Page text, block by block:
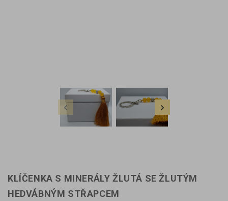
 
KLÍČENKA S MINERÁLY ŽLUTÁ SE ŽLUTÝM
HEDVÁBNÝM STŘAPCEM